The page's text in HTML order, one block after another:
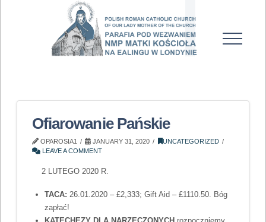
Ofiarowanie Pańskie
OPAROSIA1 JANUARY 31, 2020
UNCATEGORIZED
LEAVE A COMMENT
2 LUTEGO 2020 R.
TACA:26.01.2020 – £2,333; Gift Aid – £1110.50. Bóg
zapłać!